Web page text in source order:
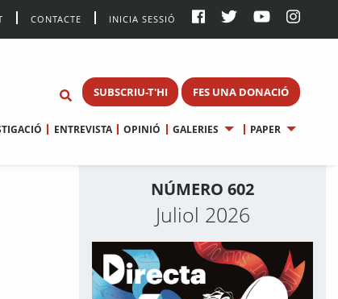
CONTACTE INICIA SESSIÓ
SUBSCRIU-T'HI FES UNA DONACIÓ
ENTREVISTA OPINIÓ GALERIES PAPER
NÚMERO 602
Juliol 2026